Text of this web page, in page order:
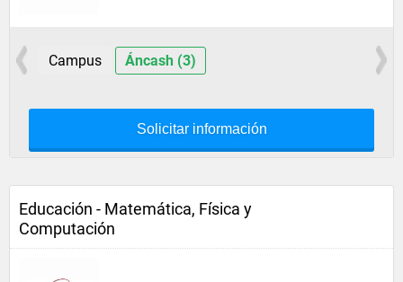
Campus Áncash (3)
Solicitar información
Educación - Matemática, Física y
Computación